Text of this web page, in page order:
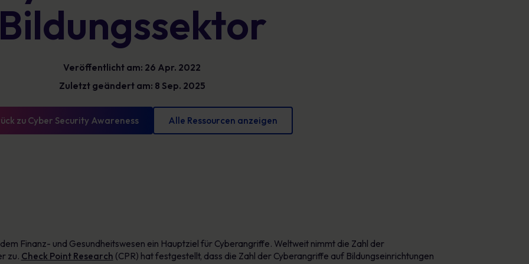
reduzieren und messbare Fortschritte
vorweisen können
Glossar
Definitionen zur Cybersicherheit, die Sie kennen
sollten
Bildungssektor
Veröffentlicht am: 26 Apr. 2022
Zuletzt geändert am: 8 Sep. 2025
zu Cyber Security Awareness Alle Ressourcen anzeigen
Finanz- und Gesundheitswesen ein Hauptziel für Cyberangriffe. Weltweit nimmt die Zahl der
zu. Check Point Research (CPR) hat festgestellt, dass die Zahl der Cyberangriffe auf Bildungseinrichtungen